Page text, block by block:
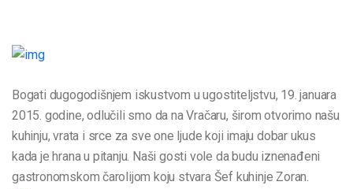
Bogati dugogodišnjem iskustvom u ugostiteljstvu, 19. januara
2015. godine, odlučili smo da na Vračaru, širom otvorimo našu
kuhinju, vrata i srce za sve one ljude koji imaju dobar ukus
kada je hrana u pitanju. Naši gosti vole da budu iznenađeni
gastronomskom čarolijom koju stvara Šef kuhinje Zoran.